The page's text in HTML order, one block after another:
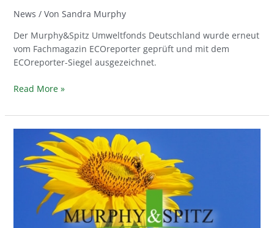
News / Von Sandra Murphy
Der Murphy&Spitz Umweltfonds Deutschland wurde erneut
vom Fachmagazin ECOreporter geprüft und mit dem
ECOreporter-Siegel ausgezeichnet.
Read More »
Murphy&Spitz
Umweltfonds
Deutschland
Refinitiv
Lipper